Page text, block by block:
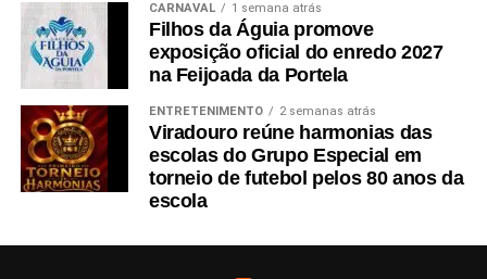
CARNAVAL 1 semana atrás
Filhos da Águia promove
exposição oficial do enredo 2027
na Feijoada da Portela
ENTRETENIMENTO 2 semanas atrás
Viradouro reúne harmonias das
escolas do Grupo Especial em
torneio de futebol pelos 80 anos da
escola